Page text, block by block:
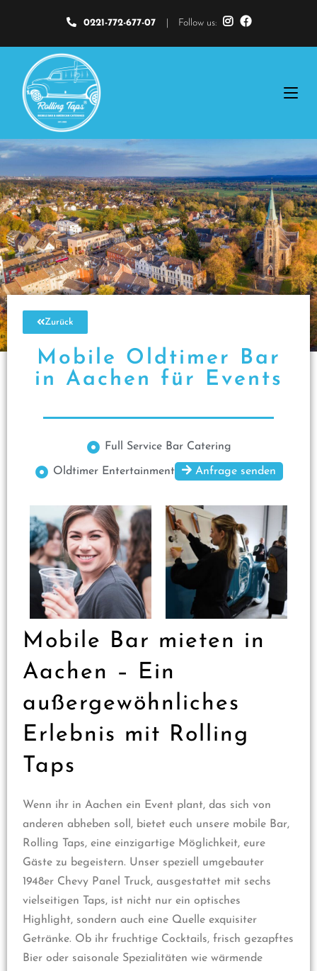
0221-772-677-07 Follow us:
Zurück
Mobile Oldtimer Bar
in Aachen für Events
Full Service Bar Catering
Oldtimer Entertainment Anfrage senden
Mobile Bar mieten in
Aachen – Ein
außergewöhnliches
Erlebnis mit Rolling
Taps
Wenn ihr in Aachen ein Event plant, das sich von
anderen abheben soll, bietet euch unsere mobile Bar,
Rolling Taps, eine einzigartige Möglichkeit, eure
Gäste zu begeistern. Unser speziell umgebauter
1948er Chevy Panel Truck, ausgestattet mit sechs
vielseitigen Taps, ist nicht nur ein optisches
Highlight, sondern auch eine Quelle exquisiter
Getränke. Ob ihr fruchtige Cocktails, frisch gezapftes
Bier oder saisonale Spezialitäten wie wärmende